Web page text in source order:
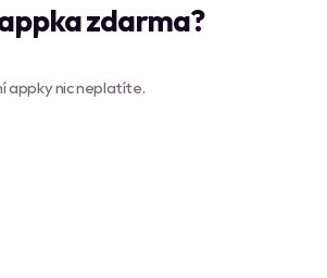
zdarma?
appky nic neplatíte.